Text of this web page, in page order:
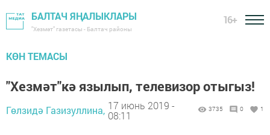
БАЛТАЧ ЯҢАЛЫКЛАРЫ
"Хезмәт" газетасы - Балтач районы
16+
КӨН ТЕМАСЫ
"Хезмәт"кә язылып, телевизор отыгыз!
Гөлзидә Газизуллина, 17 июнь 2019 -
08:11
3735 0 1